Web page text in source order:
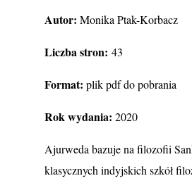
10-
dniowy
Autor: Monika Ptak-Korbacz
Liczba stron: 43
Format: plik pdf do pobrania
Rok wydania: 2020
Ajurweda bazuje na filozofii
klasycznych indyjskich szkół